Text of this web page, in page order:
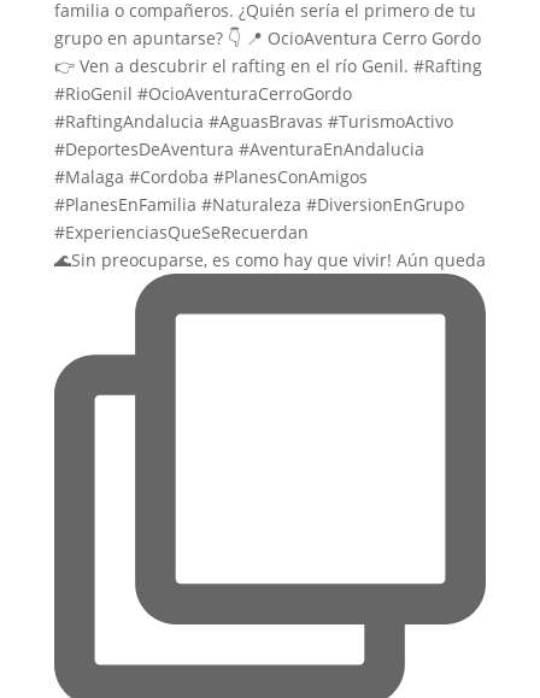
🌊Sin preocuparse, es como hay que vivir! Aún queda